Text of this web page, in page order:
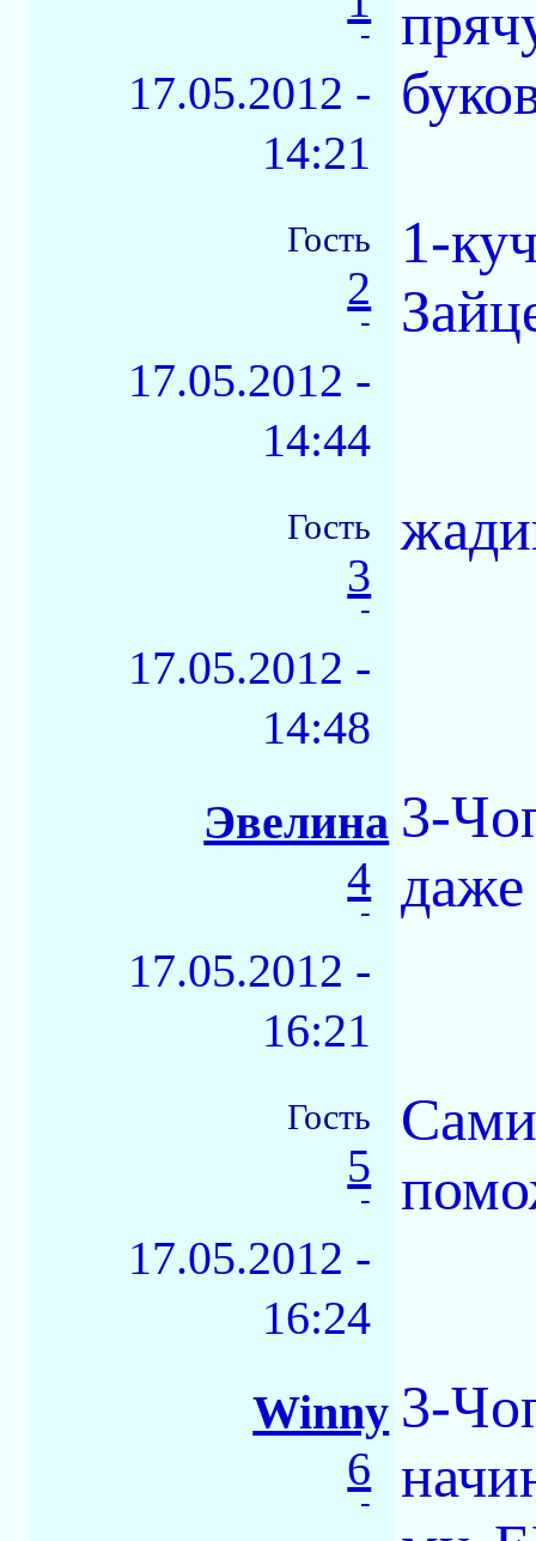
-
17.05.2012 -
14:21
Гость
2
-
17.05.2012 -
14:44
1-
Гость
3
-
17.05.2012 -
14:48
Эвелина
4
-
17.05.2012 -
16:21
3-
Гость
5
-
17.05.2012 -
16:24
Winny
6
-
3-